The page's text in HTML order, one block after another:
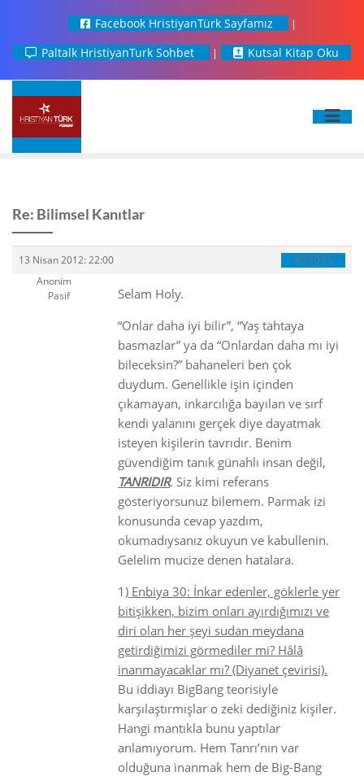
Facebook HristiyanTürk Sayfamız
Paltalk HristiyanTurk Sohbet
Kutsal Kitap Oku
Re: Bilimsel Kanıtlar
13 Nisan 2012: 22:00 #37032
Anonim
Pasif
Selam Holy.
“Onlar daha iyi bilir”, “Yaş tahtaya
basmazlar” ya da “Onlardan daha mı iyi
bileceksin?” bahaneleri ben çok
duydum. Genellikle işin içinden
çıkamayan, inkarcılığa bayılan ve sırf
kendi yalanını gerçek diye dayatmak
isteyen kişilerin tavrıdır. Benim
güvendiğim tanık günahlı insan değil,
TANRIDIR. Siz kimi referans
gösteriyorsunuz bilemem. Parmak izi
konusunda cevap yazdım,
okumadıysanız okuyun ve kabullenin.
Gelelim mucize denen hatalara.
1) Enbiya 30: İnkar edenler, göklerle yer
bitişikken, bizim onları ayırdığımızı ve
diri olan her şeyi sudan meydana
getirdiğimizi görmediler mi? Hâlâ
inanmayacaklar mı? (Diyanet çevirisi).
Bu iddiayı BigBang teorisiyle
karşılaştırmışlar o zeki dediğiniz kişiler.
Hangi mantıkla bunu yaptılar
anlamıyorum. Hem Tanrı’nın var
olduğuna inanmak hem de Big-Bang